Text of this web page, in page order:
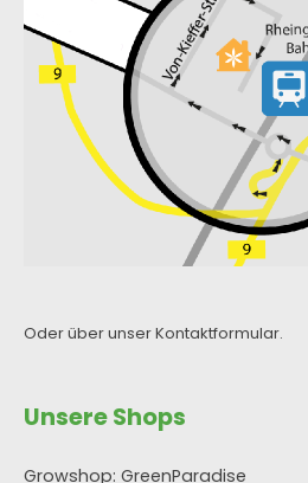
Oder über unserKontaktformular.
Unsere Shops
Growshop: GreenParadise